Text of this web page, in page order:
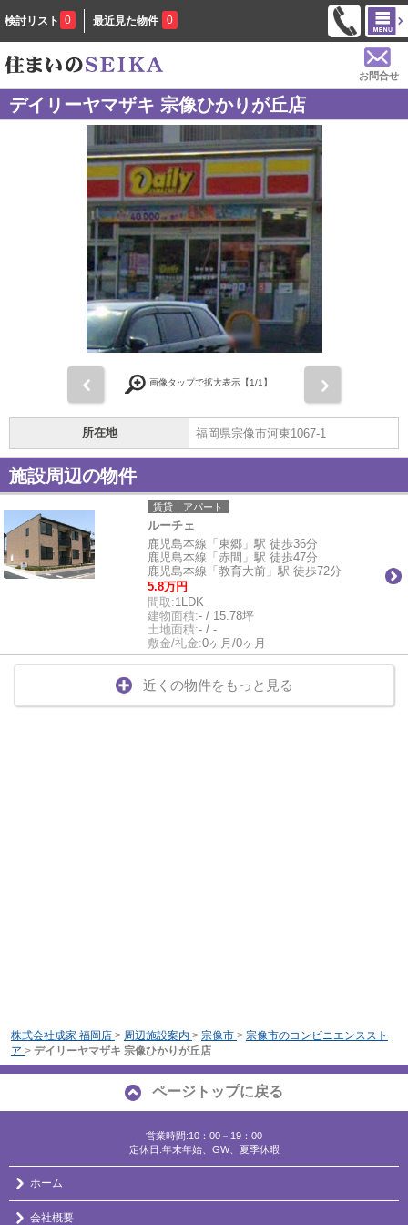
検討リスト 0 最近見た物件 0
お問合せ
デイリーヤマザキ 宗像ひかりが丘店
画像タップで拡大表示【1/1】
所在地 福岡県宗像市河東1067-1
施設周辺の物件
賃貸｜アパート
ルーチェ
鹿児島本線「東郷」駅 徒歩36分
鹿児島本線「赤間」駅 徒歩47分
鹿児島本線「教育大前」駅 徒歩72分
5.8万円
間取:1LDK
建物面積:- / 15.78坪
土地面積:- / -
敷金/礼金:0ヶ月/0ヶ月
近くの物件をもっと見る
株式会社成家 福岡店 > 周辺施設案内 > 宗像市 > 宗像市のコンビニエンススト
ア > デイリーヤマザキ 宗像ひかりが丘店
ページトップに戻る
営業時間:10：00－19：00
定休日:年末年始、GW、夏季休暇
ホーム
会社概要